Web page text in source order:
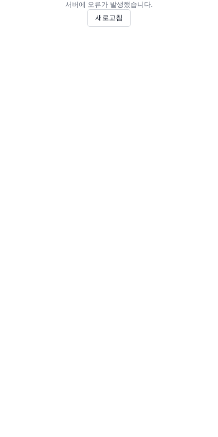
서버에 오류가 발생했습니다.
새로고침